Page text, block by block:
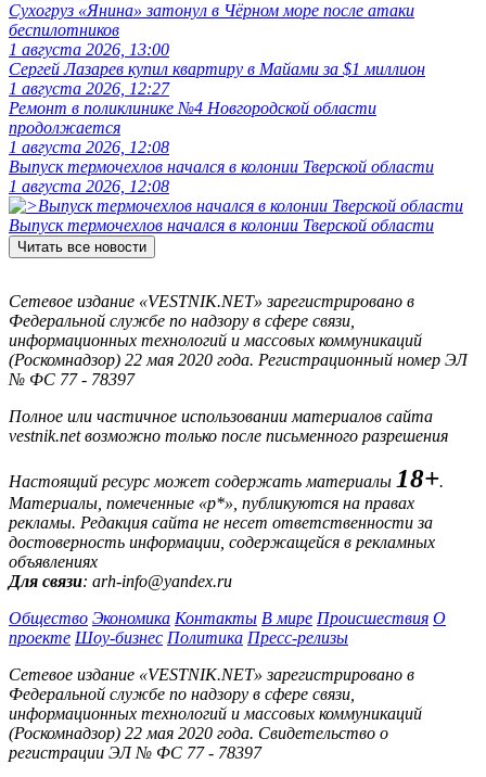
Сухогруз «Янина» затонул в Чёрном море после атаки
беспилотников
1 августа 2026, 13:00
Сергей Лазарев купил квартиру в Майами за $1 миллион
1 августа 2026, 12:27
Ремонт в поликлинике №4 Новгородской области
продолжается
1 августа 2026, 12:08
Выпуск термочехлов начался в колонии Тверской области
1 августа 2026, 12:08
Выпуск термочехлов начался в колонии Тверской области
Читать все новости
Сетевое издание «VESTNIK.NET» зарегистрировано в
Федеральной службе по надзору в сфере связи,
информационных технологий и массовых коммуникаций
(Роскомнадзор) 22 мая 2020 года. Регистрационный номер ЭЛ
№ ФС 77 - 78397
Полное или частичное использовании материалов сайта
vestnik.net возможно только после письменного разрешения
Настоящий ресурс может содержать материалы 18+.
Материалы, помеченные «р*», публикуются на правах
рекламы. Редакция сайта не несет ответственности за
достоверность информации, содержащейся в рекламных
объявлениях
Для связи: arh-info@yandex.ru
Общество Экономика Контакты В мире Происшествия О
проекте Шоу-бизнес Политика Пресс-релизы
Сетевое издание «VESTNIK.NET» зарегистрировано в
Федеральной службе по надзору в сфере связи,
информационных технологий и массовых коммуникаций
(Роскомнадзор) 22 мая 2020 года. Свидетельство о
регистрации ЭЛ № ФС 77 - 78397